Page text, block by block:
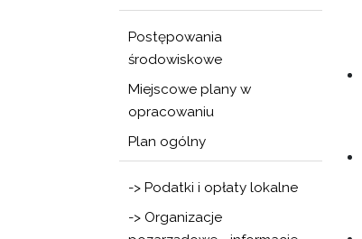
Postępowania
środowiskowe
Miejscowe plany w
opracowaniu
Plan ogólny
-> Podatki i opłaty lokalne
-> Organizacje